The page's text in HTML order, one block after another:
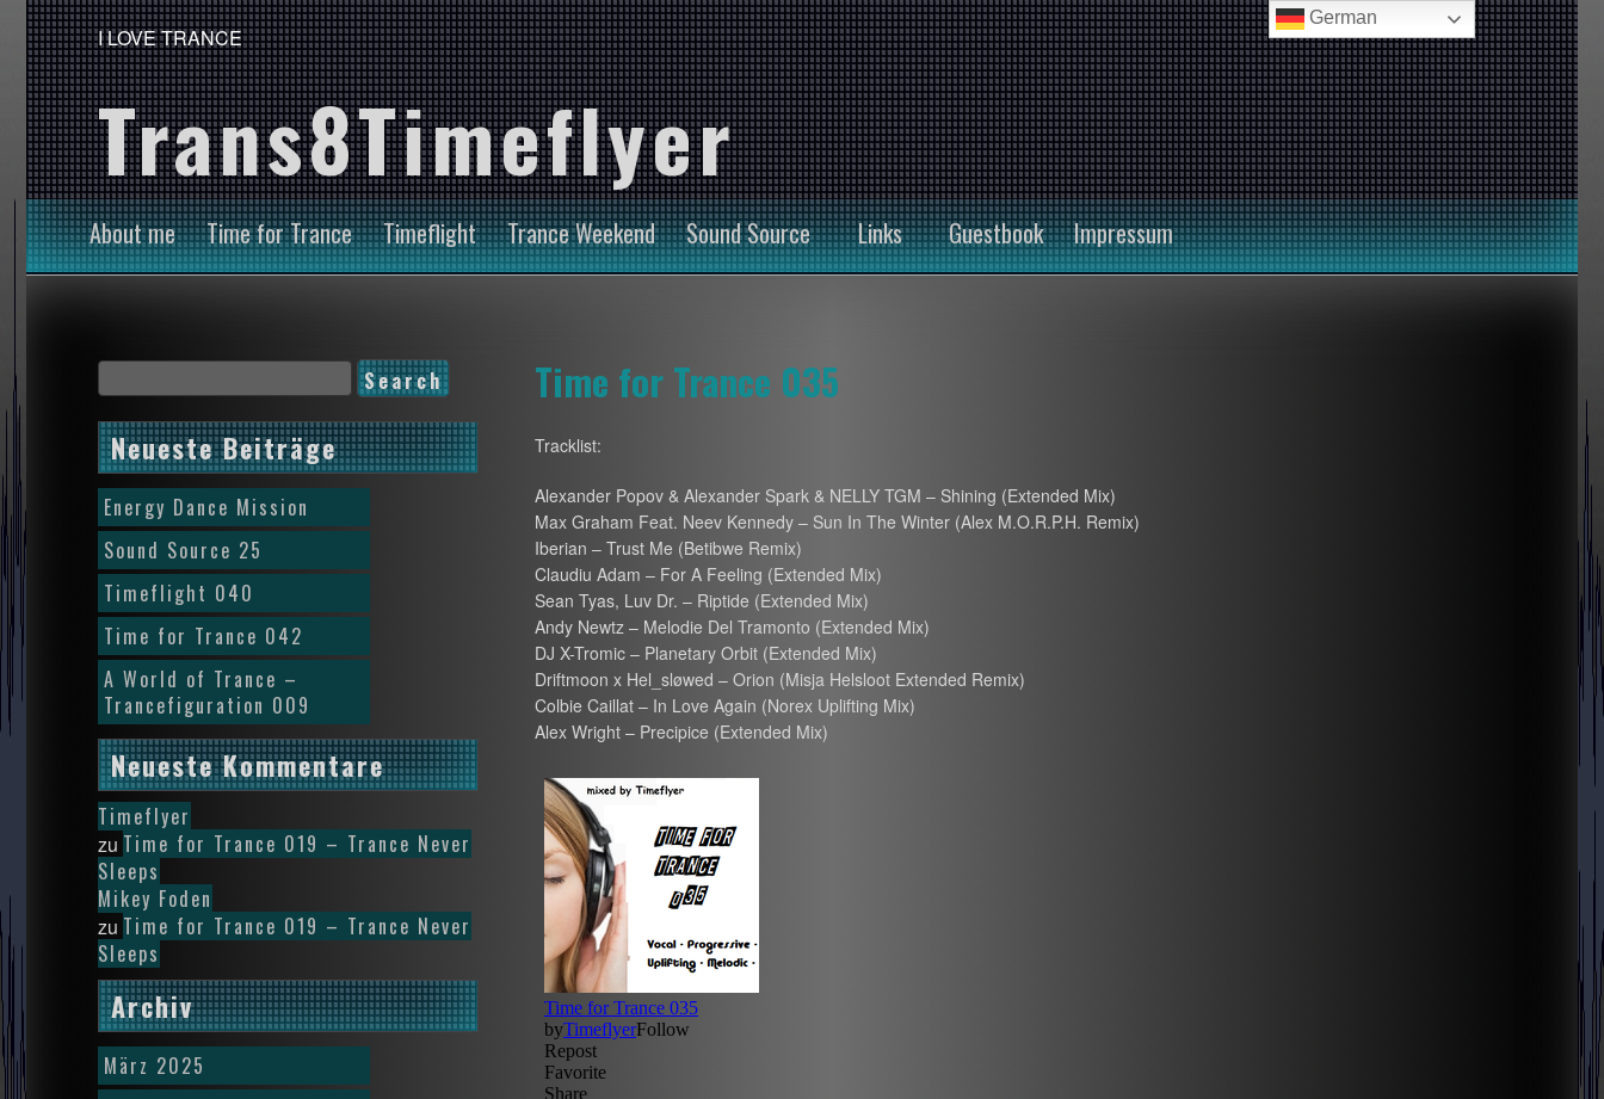
I LOVE TRANCE
Trans8Timeflyer
About me Time for Trance Timeflight Trance Weekend Sound Source Links Guestbook Impressum
Time for Trance 035
Tracklist:
Alexander Popov & Alexander Spark & NELLY TGM – Shining (Extended Mix)
Max Graham Feat. Neev Kennedy – Sun In The Winter (Alex M.O.R.P.H. Remix)
Iberian – Trust Me (Betibwe Remix)
Claudiu Adam – For A Feeling (Extended Mix)
Sean Tyas, Luv Dr. – Riptide (Extended Mix)
Andy Newtz – Melodie Del Tramonto (Extended Mix)
DJ X-Tromic – Planetary Orbit (Extended Mix)
Driftmoon x Hel_sløwed – Orion (Misja Helsloot Extended Remix)
Colbie Caillat – In Love Again (Norex Uplifting Mix)
Alex Wright – Precipice (Extended Mix)
Neueste Beiträge
Energy Dance Mission
Sound Source 25
Timeflight 040
Time for Trance 042
A World of Trance –
Trancefiguration 009
Neueste Kommentare
Timeflyer
zu Time for Trance 019 – Trance Never
Sleeps
Mikey Foden
zu Time for Trance 019 – Trance Never
Sleeps
Archiv
März 2025
German